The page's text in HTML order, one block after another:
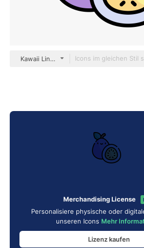
Kawaii Lineal color
Merchandising License
Personalisiere physische oder
unseren Icons Mehr
Lizenz kaufen